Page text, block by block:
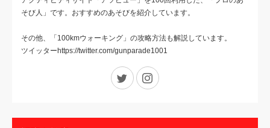
そび人」です。おすすめのあそびを紹介しています。
その他、「100kmウォーキング」の攻略方法も解説しています。
ツイッターhttps://twitter.com/gunparade1001
Twitter